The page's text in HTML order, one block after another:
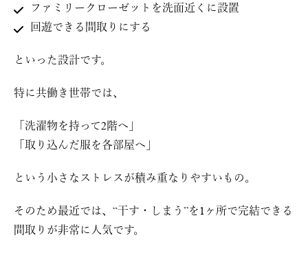
ファミリークローゼットを洗面近くに設置
回遊できる間取りにする
といった設計です。
特に共働き世帯では、
「洗濯物を持って2階へ」
「取り込んだ服を各部屋へ」
という小さなストレスが積み重なりやすいもの。
そのため最近では、“干す・しまう”を1ヶ所で完結できる
間取りが非常に人気です。